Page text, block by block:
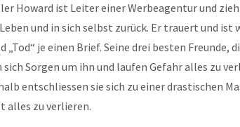
Howard ist Leiter einer Werbeagentur und
und in sich selbst zurück. Er trauert und ist
„Tod“ je einen Brief. Seine drei besten
Sorgen um ihn und laufen Gefahr alles zu
entschliessen sie sich zu einer drastischen
alles zu verlieren.